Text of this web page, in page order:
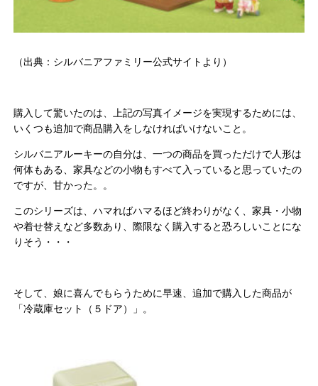
（出典：シルバニアファミリー公式サイトより）
購入して驚いたのは、上記の写真イメージを実現するためには、
いくつも追加で商品購入をしなければいけないこと。
シルバニアルーキーの自分は、一つの商品を買っただけで人形は
何体もある、家具などの小物もすべて入っていると思っていたの
ですが、甘かった。。
このシリーズは、ハマればハマるほど終わりがなく、家具・小物
や着せ替えなど多数あり、際限なく購入すると恐ろしいことにな
りそう・・・
そして、娘に喜んでもらうために早速、追加で購入した商品が
「冷蔵庫セット（５ドア）」。